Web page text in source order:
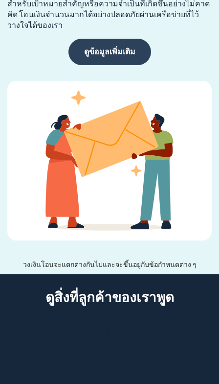
สำหรับเป้าหมายสำคัญหรือความจำเป็นที่เกิดขึ้นอย่างไม่คาด
คิด โอนเงินจำนวนมากได้อย่างปลอดภัยผ่านเครือข่ายที่ไว้
วางใจได้ของเรา
ดูข้อมูลเพิ่มเติม
วงเงินโอนจะแตกต่างกันไปและจะขึ้นอยู่กับข้อกำหนดต่าง ๆ
ดูสิ่งที่ลูกค้าของเราพูด